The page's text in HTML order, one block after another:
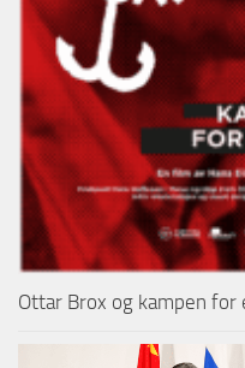
Ottar Brox og kampen